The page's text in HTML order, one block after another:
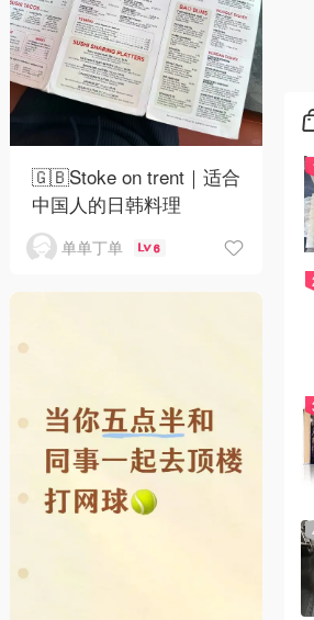
🇬🇧Stoke on trent｜适合
中国人的日韩料理
单单丁单 6